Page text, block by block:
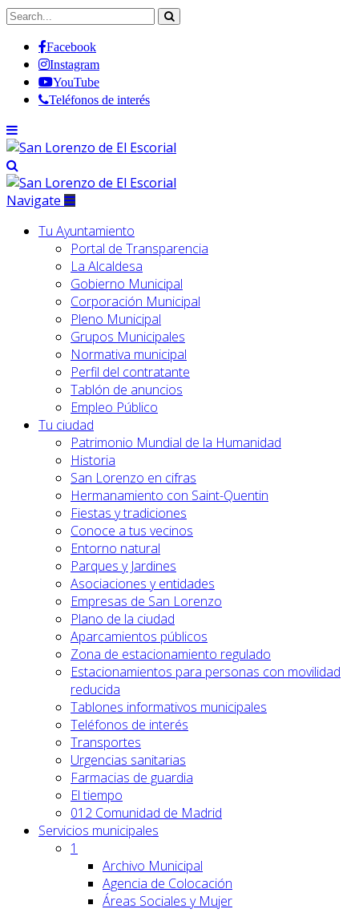
Facebook
Instagram
YouTube
Teléfonos de interés
Navigate
Tu Ayuntamiento
Portal de Transparencia
La Alcaldesa
Gobierno Municipal
Corporación Municipal
Pleno Municipal
Grupos Municipales
Normativa municipal
Perfil del contratante
Tablón de anuncios
Empleo Público
Tu ciudad
Patrimonio Mundial de la Humanidad
Historia
San Lorenzo en cifras
Hermanamiento con Saint-Quentin
Fiestas y tradiciones
Conoce a tus vecinos
Entorno natural
Parques y Jardines
Asociaciones y entidades
Empresas de San Lorenzo
Plano de la ciudad
Aparcamientos públicos
Zona de estacionamiento regulado
Estacionamientos para personas con movilidad
reducida
Tablones informativos municipales
Teléfonos de interés
Transportes
Urgencias sanitarias
Farmacias de guardia
El tiempo
012 Comunidad de Madrid
Servicios municipales
1
Archivo Municipal
Agencia de Colocación
Áreas Sociales y Mujer